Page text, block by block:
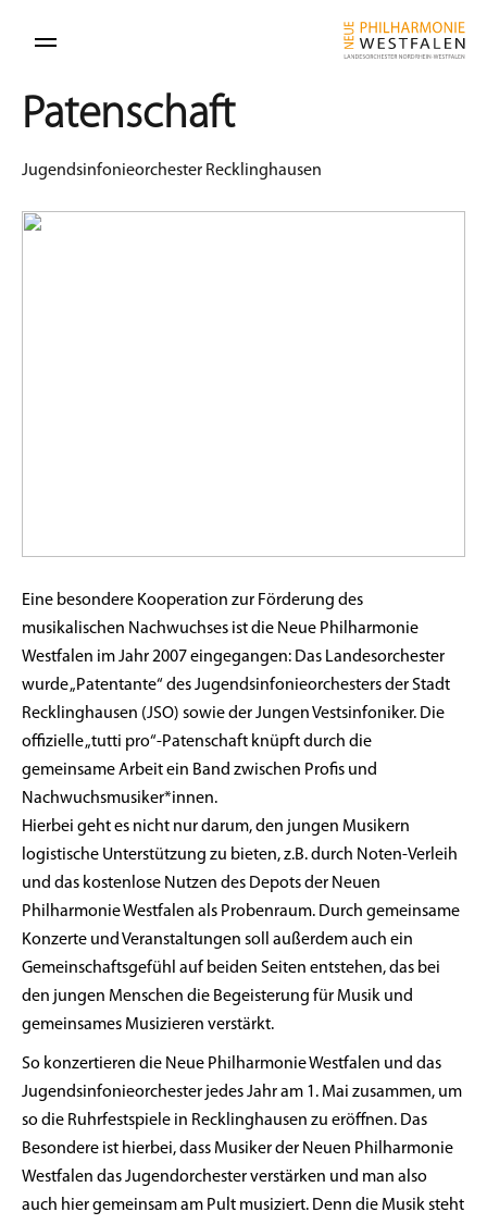
Patenschaft
Jugendsinfonieorchester Recklinghausen
Eine besondere Kooperation zur Förderung des
musikalischen Nachwuchses ist die Neue Philharmonie
Westfalen im Jahr 2007 eingegangen: Das Landesorchester
wurde „Patentante“ des Jugendsinfonieorchesters der Stadt
Recklinghausen (JSO) sowie der Jungen Vestsinfoniker. Die
offizielle „tutti pro“-Patenschaft knüpft durch die
gemeinsame Arbeit ein Band zwischen Profis und
Nachwuchsmusiker*innen.
Hierbei geht es nicht nur darum, den jungen Musikern
logistische Unterstützung zu bieten, z.B. durch Noten-Verleih
und das kostenlose Nutzen des Depots der Neuen
Philharmonie Westfalen als Probenraum. Durch gemeinsame
Konzerte und Veranstaltungen soll außerdem auch ein
Gemeinschaftsgefühl auf beiden Seiten entstehen, das bei
den jungen Menschen die Begeisterung für Musik und
gemeinsames Musizieren verstärkt.
So konzertieren die Neue Philharmonie Westfalen und das
Jugendsinfonieorchester jedes Jahr am 1. Mai zusammen, um
so die Ruhrfestspiele in Recklinghausen zu eröffnen. Das
Besondere ist hierbei, dass Musiker der Neuen Philharmonie
Westfalen das Jugendorchester verstärken und man also
auch hier gemeinsam am Pult musiziert. Denn die Musik steht